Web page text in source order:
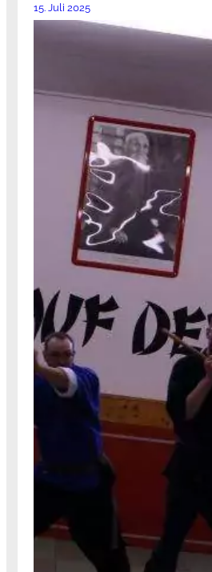
15. Juli 2025